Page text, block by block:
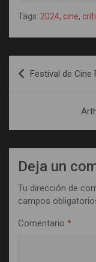
Tags: 2024, cine,
Navegación
de
Festival de Cine
Deja un
Tu dirección de
campos
Comentario *